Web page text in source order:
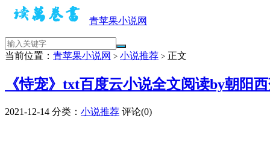
青苹果小说网
当前位置： 青苹果小说网 > 小说推荐 > 正文
《恃宠》txt百度云小说全文阅读by朝阳
2021-12-14 分类： 小说推荐 评论(0)